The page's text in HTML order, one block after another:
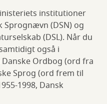
institutioner
(DSN) og
(DSL). Når du
også i
Ordbog (ord fra
Sprog (ord frem til
1998, Dansk